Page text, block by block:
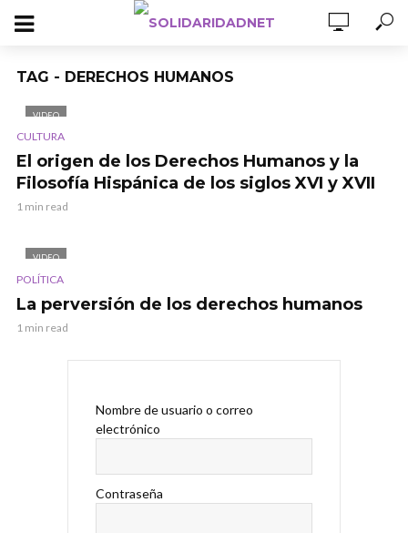
TAG - DERECHOS HUMANOS
VIDEO
CULTURA
El origen de los Derechos Humanos y la
Filosofía Hispánica de los siglos XVI y XVII
1 min read
VIDEO
POLÍTICA
La perversión de los derechos humanos
1 min read
Nombre de usuario o correo
electrónico
Contraseña